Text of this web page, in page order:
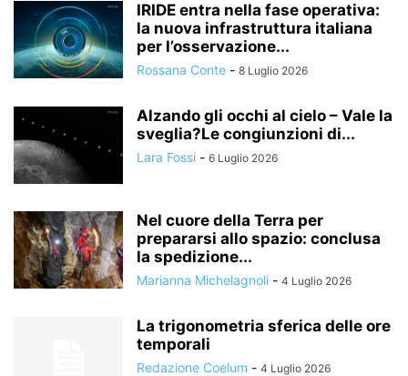
IRIDE entra nella fase operativa:
la nuova infrastruttura italiana
per l’osservazione...
Rossana Conte - 8 Luglio 2026
Alzando gli occhi al cielo – Vale la
sveglia?Le congiunzioni di...
Lara Fossi - 6 Luglio 2026
Nel cuore della Terra per
prepararsi allo spazio: conclusa
la spedizione...
Marianna Michelagnoli - 4 Luglio 2026
La trigonometria sferica delle ore
temporali
Redazione Coelum - 4 Luglio 2026